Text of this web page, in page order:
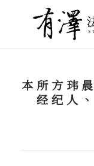
本所方玮
经纪人